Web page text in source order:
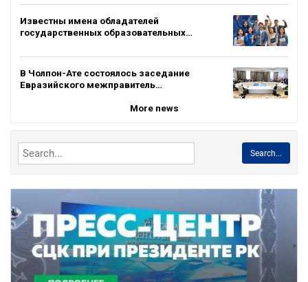
Известны имена обладателей
государственных образовательных…
В Чолпон-Ате состоялось заседание
Евразийского межправитель…
More news
Search...